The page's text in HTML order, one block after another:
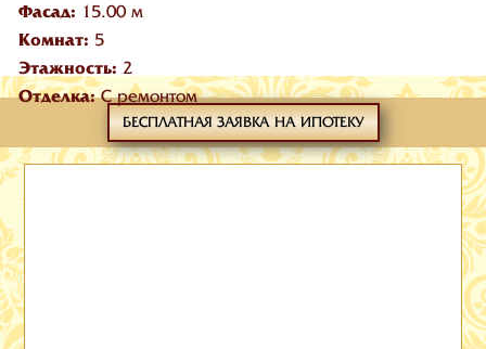
Фасад: 15.00 м
Комнат: 5
Этажность: 2
Отделка:С ремонтом
БЕСПЛАТНАЯ ЗАЯВКА НА ИПОТЕКУ